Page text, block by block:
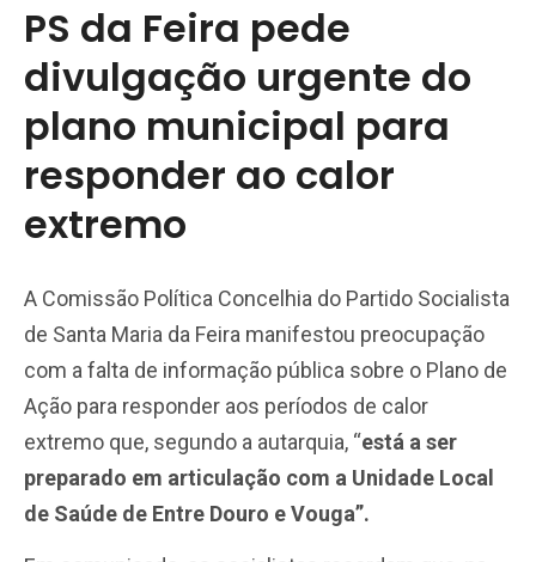
PS da Feira pede
divulgação urgente do
plano municipal para
responder ao calor
extremo
A Comissão Política Concelhia do Partido Socialista
de Santa Maria da Feira manifestou preocupação
com a falta de informação pública sobre o Plano de
Ação para responder aos períodos de calor
extremo que, segundo a autarquia, “está a ser
preparado em articulação com a Unidade Local
de Saúde de Entre Douro e Vouga”.